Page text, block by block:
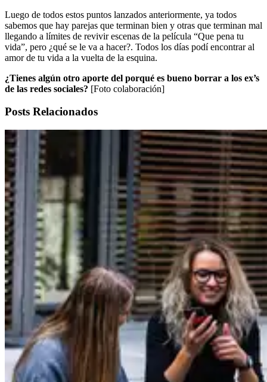
Luego de todos estos puntos lanzados anteriormente, ya todos
sabemos que hay parejas que terminan bien y otras que terminan mal
llegando a límites de revivir escenas de la película “Que pena tu
vida”, pero ¿qué se le va a hacer?. Todos los días podí encontrar al
amor de tu vida a la vuelta de la esquina.
¿Tienes algún otro aporte del porqué es bueno borrar a los ex’s
de las redes sociales? [Foto colaboración]
Posts Relacionados